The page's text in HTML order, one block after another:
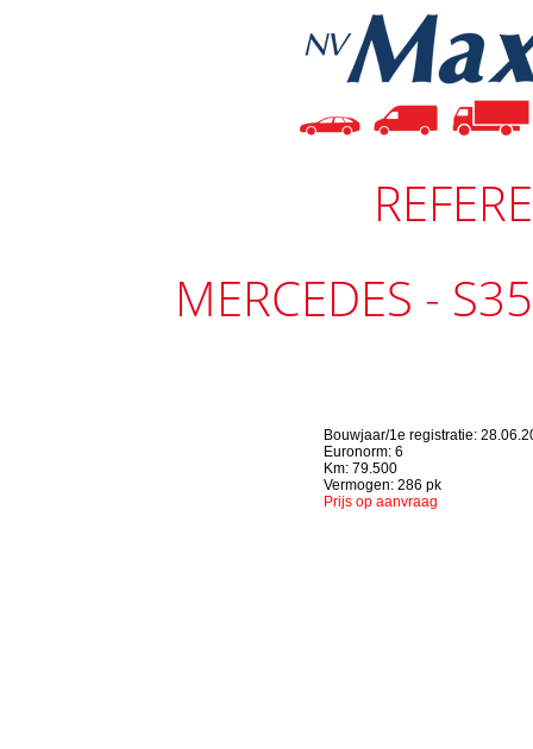
MERCEDES -
Bouwjaar/1e registratie:
Euronorm: 6
Km: 79.500
Vermogen: 286 pk
Prijs op aanvraag